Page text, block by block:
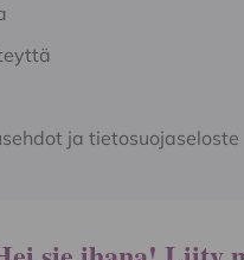
ja tietosuojaseloste